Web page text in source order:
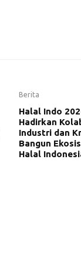
Berita
Halal Indo
Hadirkan
Industri dan
Bangun
Halal